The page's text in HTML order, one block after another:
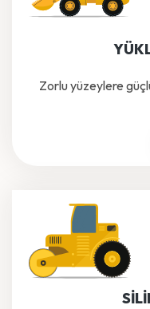
Zorlu yüzeylere